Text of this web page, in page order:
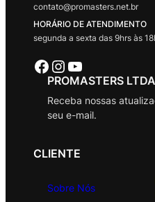
contato@promasters.net.br
HORÁRIO DE ATENDIMENTO
segunda a sexta das 9hrs às
Facebook Instagram Youtube
PROMASTERS LTDA
Receba nossas
seu e-mail.
CLIENTE
Sobre Nós